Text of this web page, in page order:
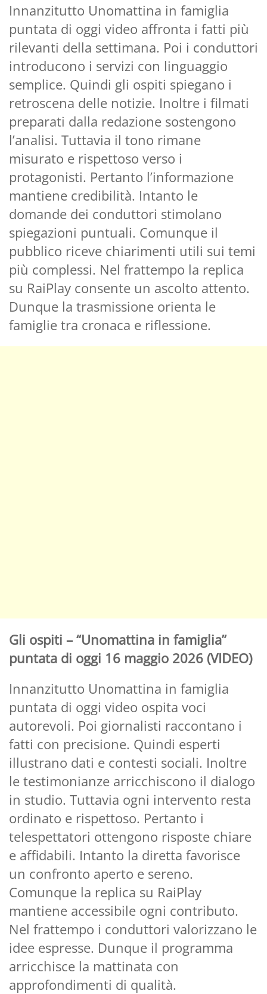
Innanzitutto Unomattina in famiglia
puntata di oggi video affronta i fatti più
rilevanti della settimana. Poi i conduttori
introducono i servizi con linguaggio
semplice. Quindi gli ospiti spiegano i
retroscena delle notizie. Inoltre i filmati
preparati dalla redazione sostengono
l’analisi. Tuttavia il tono rimane
misurato e rispettoso verso i
protagonisti. Pertanto l’informazione
mantiene credibilità. Intanto le
domande dei conduttori stimolano
spiegazioni puntuali. Comunque il
pubblico riceve chiarimenti utili sui temi
più complessi. Nel frattempo la replica
su RaiPlay consente un ascolto attento.
Dunque la trasmissione orienta le
famiglie tra cronaca e riflessione.
Gli ospiti – “Unomattina in famiglia”
puntata di oggi 16 maggio 2026 (VIDEO)
Innanzitutto Unomattina in famiglia
puntata di oggi video ospita voci
autorevoli. Poi giornalisti raccontano i
fatti con precisione. Quindi esperti
illustrano dati e contesti sociali. Inoltre
le testimonianze arricchiscono il dialogo
in studio. Tuttavia ogni intervento resta
ordinato e rispettoso. Pertanto i
telespettatori ottengono risposte chiare
e affidabili. Intanto la diretta favorisce
un confronto aperto e sereno.
Comunque la replica su RaiPlay
mantiene accessibile ogni contributo.
Nel frattempo i conduttori valorizzano le
idee espresse. Dunque il programma
arricchisce la mattinata con
approfondimenti di qualità.